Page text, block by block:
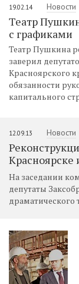
19.02.14 Новости
Театр
с графиками
Театр Пушкина
заверил
Красноярского
обязанности
капитального
12.09.13 Новости
Красноярске
На заседании
депутаты